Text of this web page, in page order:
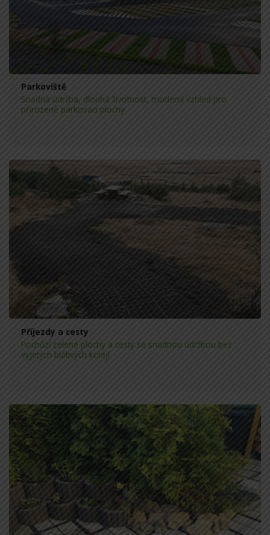
Parkoviště
Snadná údržba, dlouhá životnost, moderní vzhled pro
přirozené parkovací plochy
Příjezdy a cesty
Pochůzí zelené plochy a cesty se snadnou údržbou bez
vyjetých blátivých kolejí